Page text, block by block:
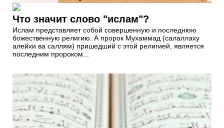
Что значит слово "ислам"?
Ислам представляет собой совершенную и последнюю
божественную религию. А пророк Мухаммад (салаллаху
алейхи ва саллям) пришедший с этой религией, является
последним пророком...